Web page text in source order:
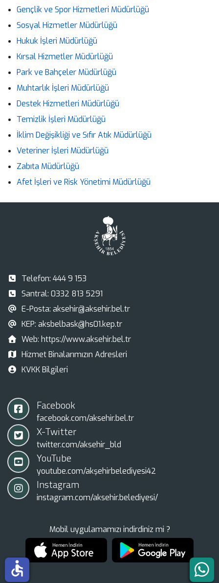
Gençlik ve Spor Hizmetleri Müdürlüğü
Sosyal Hizmetler Müdürlüğü
Hukuk İşleri Müdürlüğü
Kırsal Hizmetler Müdürlüğü
Park ve Bahçeler Müdürlüğü
Muhtarlık İşleri Müdürlüğü
Destek Hizmetleri Müdürlüğü
Temizlik İşleri Müdürlüğü
İklim Değişikliği ve Sıfır Atık Müdürlüğü
Veteriner İşleri Müdürlüğü
Zabıta Müdürlüğü
Afet İşleri ve Risk Yönetimi Müdürlüğü
Telefon: 444 9 153
Santral: 0332 813 5291
E-Posta: aksehir@aksehir.bel.tr
KEP: aksbelbask@hs01.kep.tr
Web: https://www.aksehir.bel.tr
Hizmet Binalarımızın Adresleri
KVKK Bilgileri
Facebook
facebook.com/aksehir.bel.tr
X-Twitter
twitter.com/aksehir_bld
YouTube
youtube.com/akşehirbelediyesi42
Instagram
instagram.com/aksehir.belediyesi/
Mobil uygulamamızı indirdiniz mi ?
accessible